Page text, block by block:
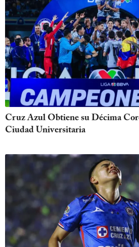
Cruz Azul Obtiene su Décima
Ciudad Universitaria